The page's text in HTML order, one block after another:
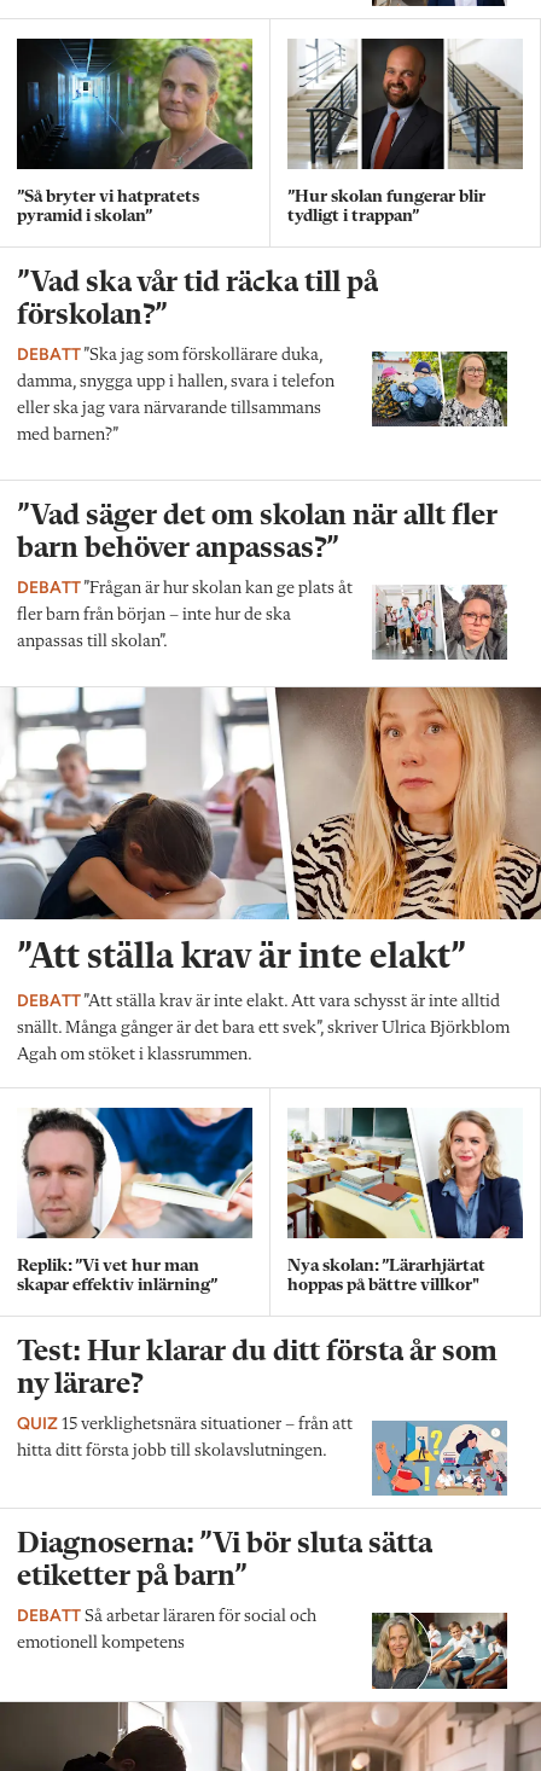
”Så bryter vi hatpratets
pyramid i skolan”
”Hur skolan fungerar blir
tydligt i trappan”
”Vad ska vår tid räcka till på
förskolan?”
DEBATT”Ska jag som förskollärare duka,
damma, snygga upp i hallen, svara i telefon
eller ska jag vara närvarande tillsammans
med barnen?”
”Vad säger det om skolan när allt fler
barn behöver anpassas?”
DEBATT”Frågan är hur skolan kan ge plats åt
fler barn från början – inte hur de ska
anpassas till skolan”.
”Att ställa krav är inte elakt”
DEBATT”Att ställa krav är inte elakt. Att vara schysst är inte alltid
snällt. Många gånger är det bara ett svek”, skriver Ulrica Björkblom
Agah om stöket i klassrummen.
Replik: ”Vi vet hur man
skapar effektiv inlärning”
Nya skolan: ”Lärarhjärtat
hoppas på bättre villkor"
Test: Hur klarar du ditt första år som
ny lärare?
QUIZ 15 verklighetsnära situationer – från att
hitta ditt första jobb till skolavslutningen.
Diagnoserna: ”Vi bör sluta sätta
etiketter på barn”
DEBATT Så arbetar läraren för social och
emotionell kompetens